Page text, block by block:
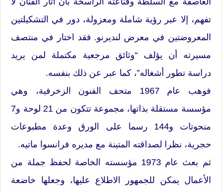
تفهم، إلا عبر رؤية شاملة ومعزولة، دور في التشكيلتين
المعروضتين في معرض لنديرنو. فقد اختار في منتصف
مسيرته أن يؤلف “وثائق مرجعية مكتملة لمن يريد
دراسة تطور أشغاله”، كما عبر عن ذلك بنفسه.
فوهب عام 1967 متحف الفنون الزخرفية، وهي
مؤسسة مستقلة بذاتها، مجموعة تتكون من 21 لوحة و7
منحوتات و144 رسما على الورق وعدة مطبوعات
حجرية، نظرا لصداقته المتينة مع مديره فرانسوا ماتيه.
ثم بعث عام 1973 مؤسسته الخاصة لحفظ جملة من
الأعمال يمكن للجمهور الاطلاع عليها، وجعلها خاضعة